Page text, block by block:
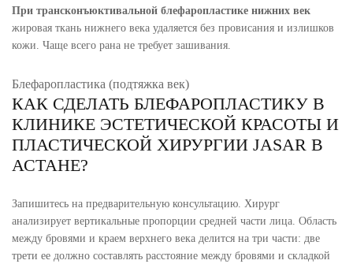
При трансконъюктивальной блефаропластике нижних век
жировая ткань нижнего века удаляется без провисания и излишков
кожи. Чаще всего рана не требует зашивания.
Блефаропластика (подтяжка век)
КАК СДЕЛАТЬ БЛЕФАРОПЛАСТИКУ В
КЛИНИКЕ ЭСТЕТИЧЕСКОЙ КРАСОТЫ И
ПЛАСТИЧЕСКОЙ ХИРУРГИИ JASAR В
АСТАНЕ?
Запишитесь на предварительную консультацию. Хирург
анализирует вертикальные пропорции средней части лица. Область
между бровями и краем верхнего века делится на три части: две
трети ее должно составлять расстояние между бровями и складкой